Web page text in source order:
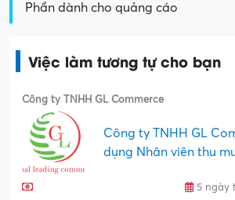
Phần dành cho quảng cáo
Việc làm tương tự cho bạn
Công ty TNHH GL Commerce
Công ty TNHH GL
dụng Nhân viên thu
5 ngày